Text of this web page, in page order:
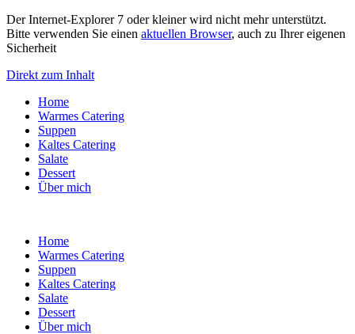
Der Internet-Explorer 7 oder kleiner wird nicht mehr unterstützt.
Bitte verwenden Sie einen aktuellen Browser, auch zu Ihrer eigenen
Sicherheit
Direkt zum Inhalt
Home
Warmes Catering
Suppen
Kaltes Catering
Salate
Dessert
Über mich
Home
Warmes Catering
Suppen
Kaltes Catering
Salate
Dessert
Über mich